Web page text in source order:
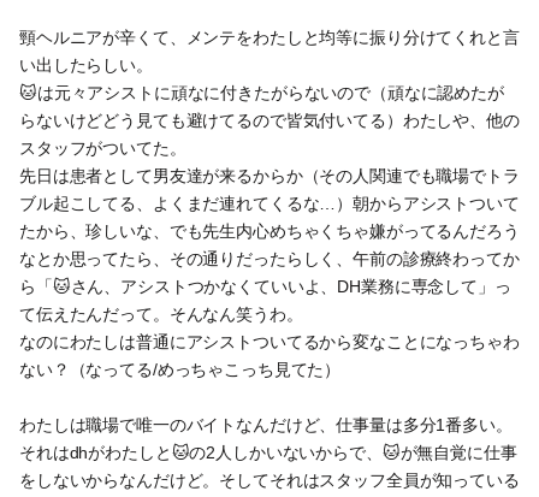
頸ヘルニアが辛くて、メンテをわたしと均等に振り分けてくれと言
い出したらしい。
🐱は元々アシストに頑なに付きたがらないので（頑なに認めたが
らないけどどう見ても避けてるので皆気付いてる）わたしや、他の
スタッフがついてた。
先日は患者として男友達が来るからか（その人関連でも職場でトラ
ブル起こしてる、よくまだ連れてくるな…）朝からアシストついて
たから、珍しいな、でも先生内心めちゃくちゃ嫌がってるんだろう
なとか思ってたら、その通りだったらしく、午前の診療終わってか
ら「🐱さん、アシストつかなくていいよ、DH業務に専念して」っ
て伝えたんだって。そんなん笑うわ。
なのにわたしは普通にアシストついてるから変なことになっちゃわ
ない？（なってる/めっちゃこっち見てた）
わたしは職場で唯一のバイトなんだけど、仕事量は多分1番多い。
それはdhがわたしと🐱の2人しかいないからで、🐱が無自覚に仕事
をしないからなんだけど。そしてそれはスタッフ全員が知っている